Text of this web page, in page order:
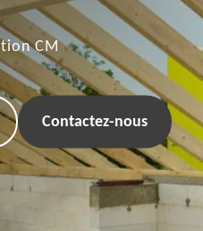
CM
Contactez-nous